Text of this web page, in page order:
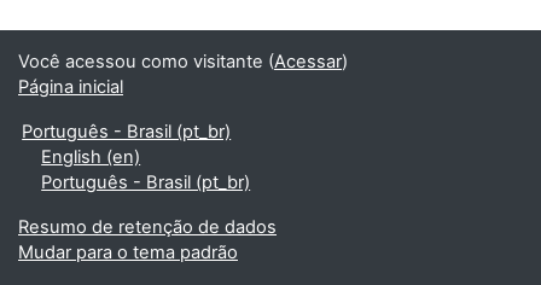
Você acessou como visitante (Acessar)
Página inicial
Português - Brasil ‎(pt_br)‎
English ‎(en)‎
Português - Brasil ‎(pt_br)‎
Resumo de retenção de dados
Mudar para o tema padrão